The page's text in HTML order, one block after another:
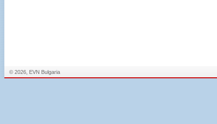
© 2026, EVN Bulgaria